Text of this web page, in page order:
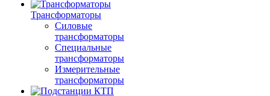
Трансформаторы
Силовые
трансформаторы
Специальные
трансформаторы
Измерительные
трансформаторы